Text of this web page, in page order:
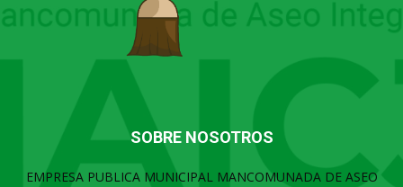
SOBRE NOSOTROS
EMPRESA PUBLICA MUNICIPAL MANCOMUNADA DE ASEO